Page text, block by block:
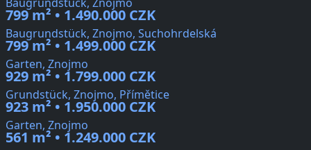
799 m² • 1.490.000 CZK
Baugrundstück, Znojmo, Suchohrdelská
799 m² • 1.499.000 CZK
Garten, Znojmo
929 m² • 1.799.000 CZK
Grundstück, Znojmo, Přímětice
923 m² • 1.950.000 CZK
Garten, Znojmo
561 m² • 1.249.000 CZK